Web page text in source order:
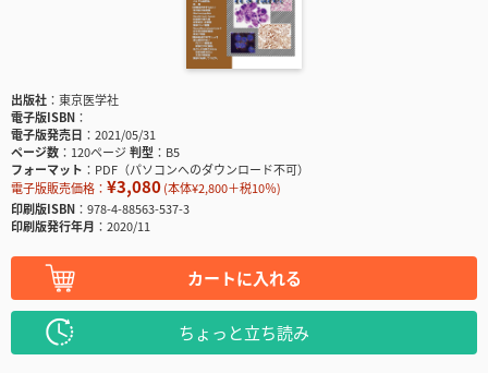
出版社
東京医学社
電子版ISBN
電子版発売日
2021/05/31
ページ数
120ページ判型
B5
フォーマット
PDF（パソコンへのダウンロード不可）
電子版販売価格： ¥3,080(本体¥2,800＋税10％)
印刷版ISBN
978-4-88563-537-3
印刷版発行年月
2020/11
カートに入れる
ちょっと立ち読み